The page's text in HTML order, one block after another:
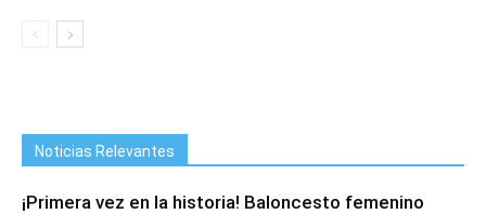
Noticias Relevantes
¡Primera vez en la historia! Baloncesto femenino